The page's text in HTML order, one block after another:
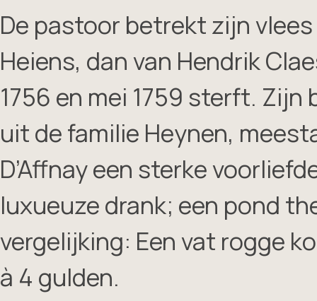
De pastoor betrekt zijn
Heiens, dan van Hendrik
1756 en mei 1759 sterft.
uit de familie Heynen,
D’Affnay een sterke
luxueuze drank; een pond
vergelijking: Een vat rogge
à 4 gulden.